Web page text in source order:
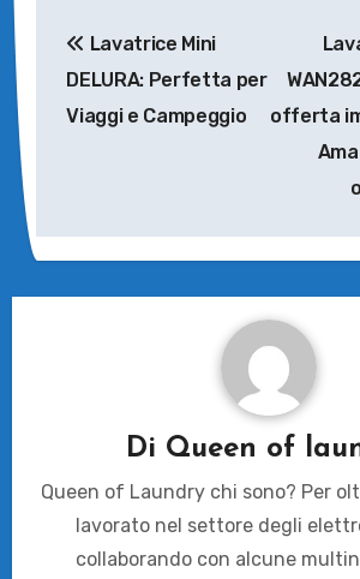
articoli
Lavatrice Mini
DELURA: Perfetta per
Viaggi e Campeggio
offerta
Di Queen of
Queen of Laundry chi sono? Per
lavorato nel settore degli
collaborando con alcune